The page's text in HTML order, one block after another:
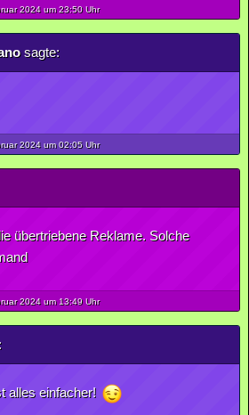
2024um 23:50 Uhr
sagte:
2024um 02:05 Uhr
übertriebene Reklame. Solche
2024um 13:49 Uhr
alles einfacher!